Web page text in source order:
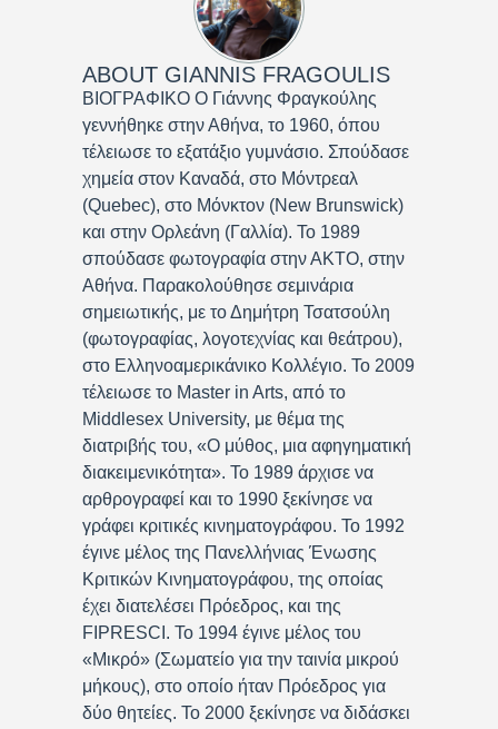
ABOUT GIANNIS FRAGOULIS
ΒΙΟΓΡΑΦΙΚΟ Ο Γιάννης Φραγκούλης
γεννήθηκε στην Αθήνα, το 1960, όπου
τέλειωσε το εξατάξιο γυμνάσιο. Σπούδασε
χημεία στον Καναδά, στο Μόντρεαλ
(Quebec), στο Μόνκτον (New Brunswick)
και στην Ορλεάνη (Γαλλία). Το 1989
σπούδασε φωτογραφία στην ΑΚΤΟ, στην
Αθήνα. Παρακολούθησε σεμινάρια
σημειωτικής, με το Δημήτρη Τσατσούλη
(φωτογραφίας, λογοτεχνίας και θεάτρου),
στο Ελληνοαμερικάνικο Κολλέγιο. Το 2009
τέλειωσε το Master in Arts, από το
Middlesex University, με θέμα της
διατριβής του, «Ο μύθος, μια αφηγηματική
διακειμενικότητα». Το 1989 άρχισε να
αρθρογραφεί και το 1990 ξεκίνησε να
γράφει κριτικές κινηματογράφου. Το 1992
έγινε μέλος της Πανελλήνιας Ένωσης
Κριτικών Κινηματογράφου, της οποίας
έχει διατελέσει Πρόεδρος, και της
FIPRESCI. Το 1994 έγινε μέλος του
«Μικρό» (Σωματείο για την ταινία μικρού
μήκους), στο οποίο ήταν Πρόεδρος για
δύο θητείες. Το 2000 ξεκίνησε να διδάσκει